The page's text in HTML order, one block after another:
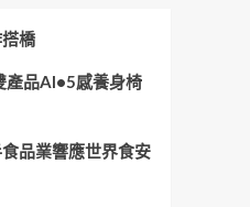
橋
產品AI•5感養身椅
品業響應世界食安